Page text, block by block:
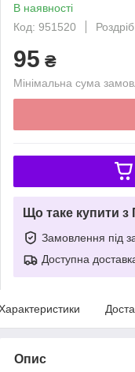
В наявності
Код: 951520
Роздріб
95 ₴
Мінімальна сума
Що таке купити
Замовлення під
Доступна
Опис